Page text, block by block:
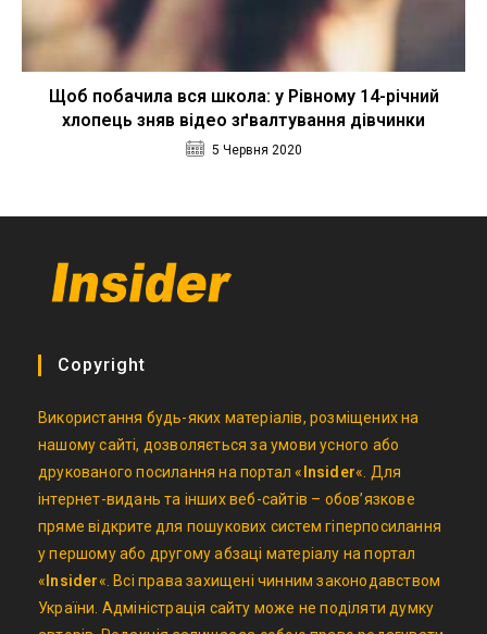
Щоб побачила вся школа: у Рівному 14-річний
хлопець зняв відео зґвалтування дівчинки
5 Червня 2020
Copyright
Використання будь-яких матеріалів, розміщених на
нашому сайті, дозволяється за умови усного або
друкованого посилання на портал « Insider«. Для
інтернет-видань та інших веб-сайтів – обов’язкове
пряме відкрите для пошукових систем гіперпосилання
у першому або другому абзаці матеріалу на портал
« Insider«. Всі права захищені чинним законодавством
України. Адміністрація сайту може не поділяти думку